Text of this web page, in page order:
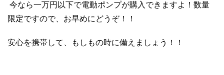
今なら一万円以下で電動ポンプが購入できますよ！数量
限定ですので、お早めにどうぞ！！
安心を携帯して、もしもの時に備えましょう！！